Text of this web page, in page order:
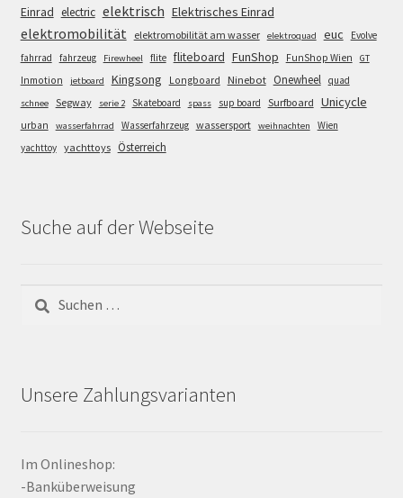
Einrad electric elektrisch Elektrisches Einrad
elektromobilität elektromobilität am wasser elektroquad euc
Evolve
fahrrad
fahrzeug Firewheel flite fliteboard FunShop FunShop Wien GT
Inmotion jetboard Kingsong Longboard Ninebot Onewheel quad
schnee Segway serie 2 Skateboard spass sup board Surfboard Unicycle
urban wasserfahrrad Wasserfahrzeug wassersport weihnachten
Wien
yachttoy yachttoys Österreich
Suche auf der Webseite
Suchen
nach:
Unsere Zahlungsvarianten
Im Onlineshop:
-Banküberweisung